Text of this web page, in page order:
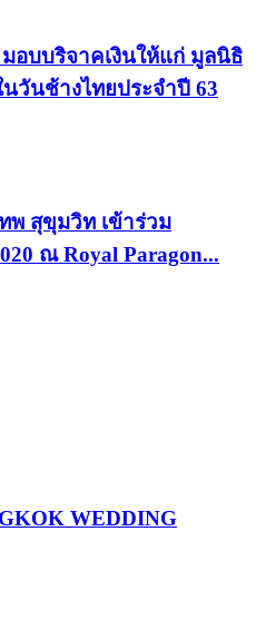
อบบริจาคเงินให้แก่ มูลนิธิ
นวันช้างไทยประจำปี 63
พ สุขุมวิท เข้าร่วม
ณ Royal Paragon...
WEDDING